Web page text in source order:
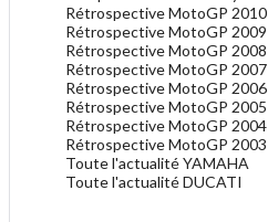
Rétrospective MotoGP 2010
Rétrospective MotoGP 2009
Rétrospective MotoGP 2008
Rétrospective MotoGP 2007
Rétrospective MotoGP 2006
Rétrospective MotoGP 2005
Rétrospective MotoGP 2004
Rétrospective MotoGP 2003
Toute l'actualité YAMAHA
Toute l'actualité DUCATI